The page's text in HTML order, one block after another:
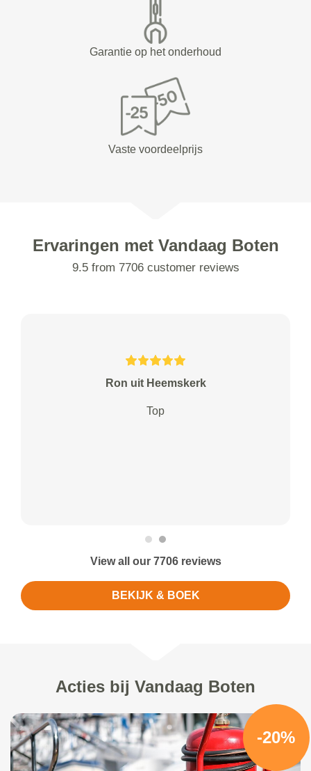
Garantie op het onderhoud
Vaste voordeelprijs
Ervaringen met Vandaag Boten
9.5 from 7706 customer reviews
Ron uit Heemskerk
Top
View all our 7706 reviews
BEKIJK & BOEK
Acties bij Vandaag Boten
-20%